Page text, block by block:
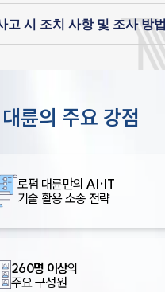
고 시 조치 사항 및 조사 방법
대륜의 주요 강점
로펌 대륜만의 AI·IT
기술 활용 소송 전략
260명 이상의
주요 구성원